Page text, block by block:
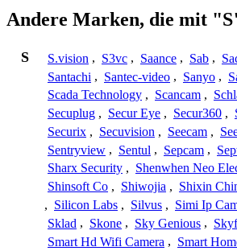
Andere Marken, die mit
S S.vision , S3vc , Saance , Sab ,
Santachi , Santec-video , Sanyo ,
Scada Technology , Scancam ,
Secuplug , Secur Eye , Secur360 ,
Securix , Secuvision , Seecam ,
Sentryview , Sentul , Sepcam ,
Sharx Security , Shenwhen Neo
Shinsoft Co , Shiwojia , Shixin
, Silicon Labs , Silvus , Simi Ip
Sklad , Skone , Sky Genious ,
Smart Hd Wifi Camera , Smart